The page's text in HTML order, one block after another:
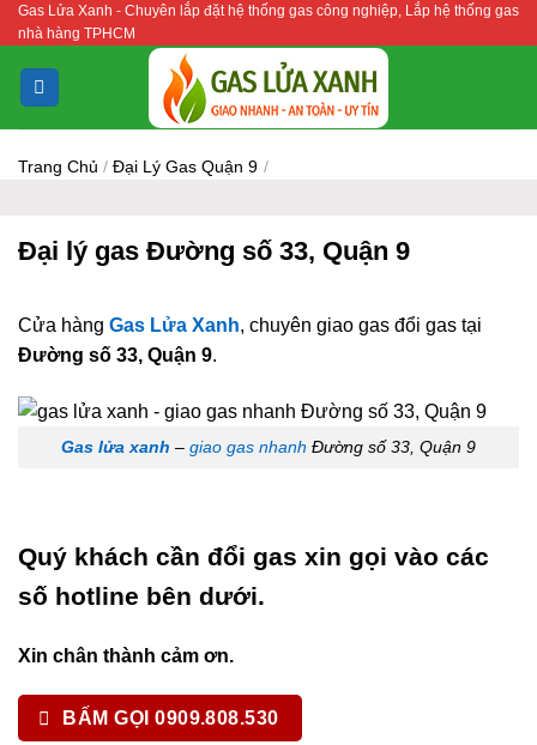
Bỏ
qua
nội
dung
Gas Lửa Xanh - Chuyên lắp đặt hệ thống gas công nghiệp, Lắp hệ thống gas
nhà hàng TPHCM
Trang Chủ / Đại Lý Gas Quận 9 /
Đại lý gas Đường số 33, Quận 9
Cửa hàng Gas Lửa Xanh, chuyên giao gas đổi gas tại
Đường số 33, Quận 9.
Gas lửa xanh – giao gas nhanh Đường số 33, Quận 9
Quý khách cần đổi gas xin gọi vào các
số hotline bên dưới.
Xin chân thành cảm ơn.
BẤM GỌI 0909.808.530